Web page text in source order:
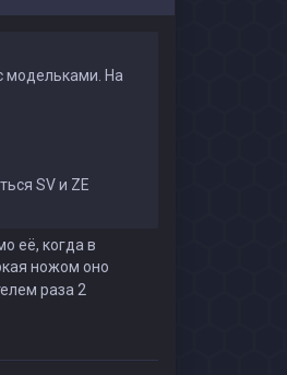
модельками. На
SV и ZE
её, когда в
ножом оно
раза 2